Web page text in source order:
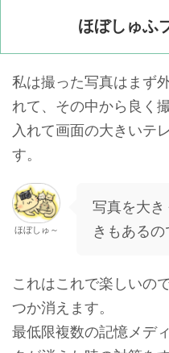
ほぼしゅふ
私は撮った写真はまず
れて、その中から良く
入れて画面の大きいテ
す。
ほぼしゅ～
写真を大
きもある
これはこれで楽しいの
つか消えます。
最低限複数の記憶メデ